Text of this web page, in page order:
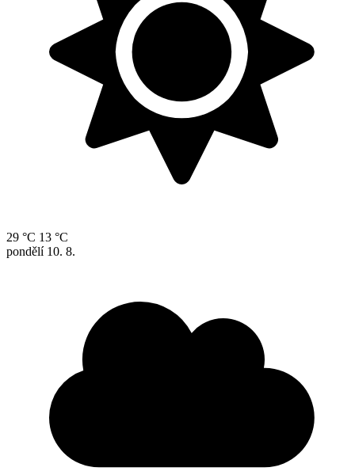
29 °C 13 °C
pondělí 10. 8.